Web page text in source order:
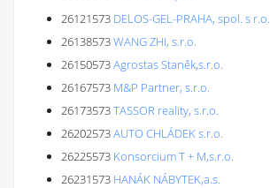
26121573 DELOS-GEL-PRAHA, spol. s r.o.
26138573WANG ZHI, s.r.o.
26150573Agrostas Staněk,s.r.o.
26167573 M&P Partner, s.r.o.
26173573TASSOR reality, s.r.o.
26202573AUTO CHLÁDEK s.r.o.
26225573 Konsorcium T + M,s.r.o.
26231573 HANÁK NÁBYTEK,a.s.